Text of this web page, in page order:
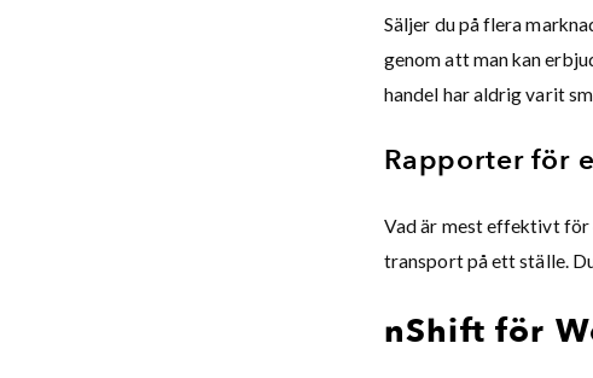
Säljer du på flera
genom att man kan
handel har aldrig varit
Rapporter för
Vad är mest effektivt för
transport på ett ställe.
nShift för